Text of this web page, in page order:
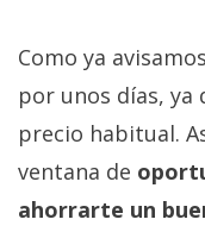
Como ya
por unos días, ya
precio habitual.
ventana de
ahorrarte un